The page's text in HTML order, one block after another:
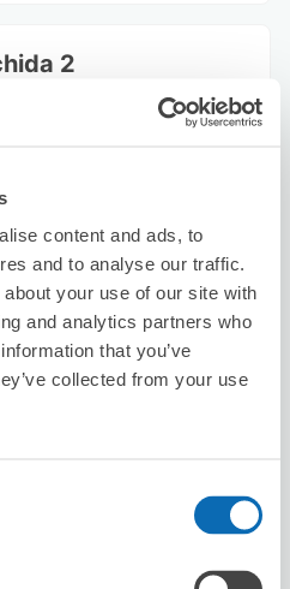
content and ads, to
and to analyse our traffic.
your use of our site with
and analytics partners who
that you’ve
collected from your use
2
:0
可能時間